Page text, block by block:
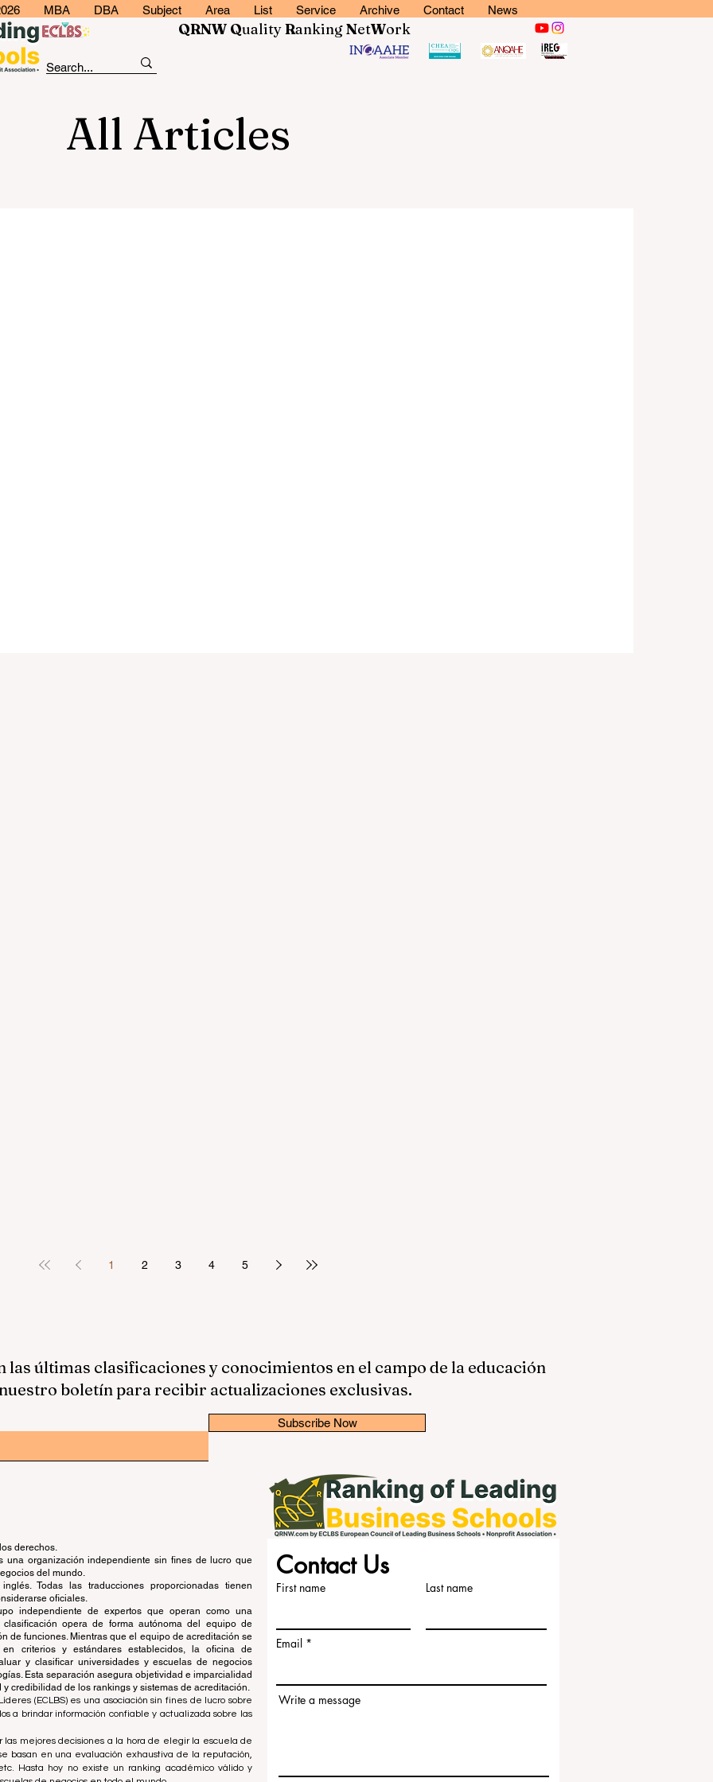
MBA DBA Subject Area List Service Archive Contact News
QRNW QualityRankingNetWork
All Articles
1 2 3 4 5
últimas clasificaciones y conocimientos en el campo de la educación
boletín para recibir actualizaciones exclusivas.
Subscribe Now
derechos.
una organización independiente sin fines de lucro que
del mundo.
Todas las traducciones proporcionadas tienen
oficiales.
independiente de expertos que operan como una
opera de forma autónoma del equipo de
de funciones. Mientras que el equipo de acreditación se
criterios y estándares establecidos, la oficina de
y clasificar universidades y escuelas de negocios
Esta separación asegura objetividad e imparcialidad
credibilidad de los rankings y sistemas de acreditación.
(ECLBS) es una asociación sin fines de lucro sobre
a brindar información confiable y actualizada sobre las
las mejores decisiones a la hora de elegir la escuela de
basan en una evaluación exhaustiva de la reputación,
Hasta hoy no existe un ranking académico válido y
Contact Us
First name Last name
Email
Write a message